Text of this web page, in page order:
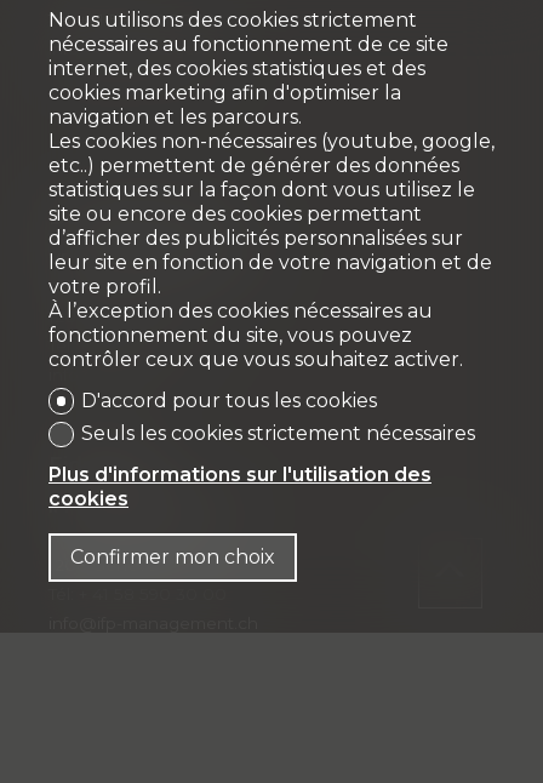
Tél: +41 58 590 30 10
info@vpicourtage.ch
info@vpiproperties.ch
Développement
VPI DÉVELOPPEMENT SA
Rue Pedro-Meylan 5
1208 Genève
Tél: + 41 58 590 30 90
Fiduciaire
IFP MANAGEMENT SA
Rue Pedro-Meylan 5
1208 Genève
Nous utilisons des cookies strictement
nécessaires au fonctionnement de ce site
internet, des cookies statistiques et des
cookies marketing afin d'optimiser la
navigation et les parcours.
Les cookies non-nécessaires (youtube, google,
etc..) permettent de générer des données
statistiques sur la façon dont vous utilisez le
site ou encore des cookies permettant
d’afficher des publicités personnalisées sur
leur site en fonction de votre navigation et de
votre profil.
À l’exception des cookies nécessaires au
fonctionnement du site, vous pouvez
contrôler ceux que vous souhaitez activer.
D'accord pour tous les cookies
Seuls les cookies strictement nécessaires
Plus d'informations sur l'utilisation des
cookies
Confirmer mon choix